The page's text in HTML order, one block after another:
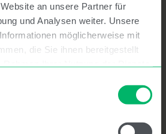
an unsere Partner für
und Analysen weiter. Unsere
möglicherweise mit
die Sie ihnen bereitgestellt
2026 / CMYK